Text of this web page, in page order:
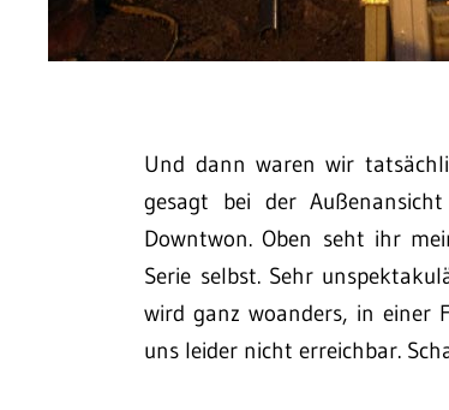
Und dann waren wir
gesagt bei der
Downtwon. Oben seht ihr
Serie selbst. Sehr
wird ganz woanders, in einer
uns leider nicht erreichbar.